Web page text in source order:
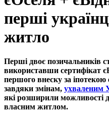
перші
житло
Перші двоє позичальників
використавши сертифікат
першого внеску за
завдяки змінам, ухваленим
які розширили можливості
власним житлом.